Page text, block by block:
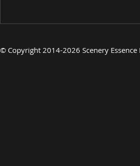
© Copyright 2014-2026 Scenery Essence